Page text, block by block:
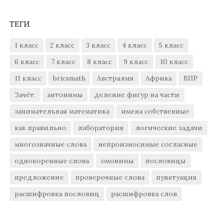
ТЕГИ
1 класс 2 класс 3 класс 4 класс
5 класс
6 класс
7 класс 8 класс 9 класс
10 класс
11 класс
bricsmath Австралия Африка
ВПР
Зачёт.
антонимы
деление фигур на части
занимательная математика
имена собственные
как правильно
лаборатория
логические задачи
многозначные слова
непроизносимые согласные
однокоренные слова
омонимы
пословицы
предложение
проверочные слова
пунктуация
расшифровка пословиц
расшифровка слов